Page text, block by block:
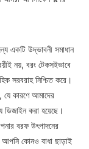
একটি উদ্ভাবনী সমাধান
নয়, বরং টেকসইভাবে
সরবরাহ নিশ্চিত করে।
কারণে আমাদের
ডিজাইন করা হয়েছে।
বরফ উৎপাদনের
আপনি কোনও বাধা ছাড়াই